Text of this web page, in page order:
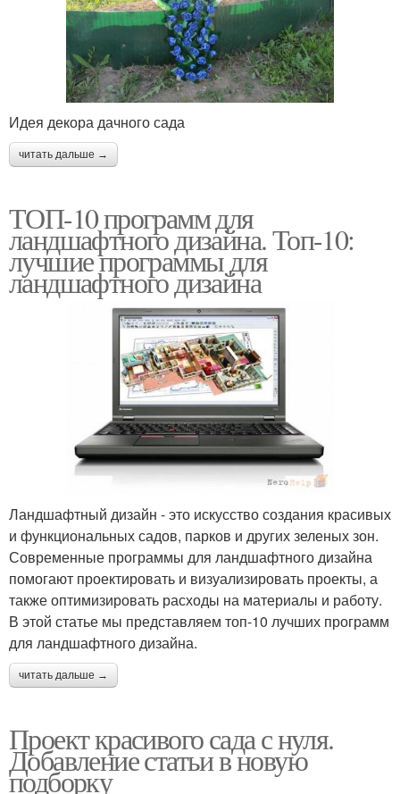
Идея декора дачного сада
читать дальше →
ТОП-10 программ для
ландшафтного дизайна. Топ-10:
лучшие программы для
ландшафтного дизайна
Ландшафтный дизайн - это искусство создания красивых
и функциональных садов, парков и других зеленых зон.
Современные программы для ландшафтного дизайна
помогают проектировать и визуализировать проекты, а
также оптимизировать расходы на материалы и работу.
В этой статье мы представляем топ-10 лучших программ
для ландшафтного дизайна.
читать дальше →
Проект красивого сада с нуля.
Добавление статьи в новую
подборку